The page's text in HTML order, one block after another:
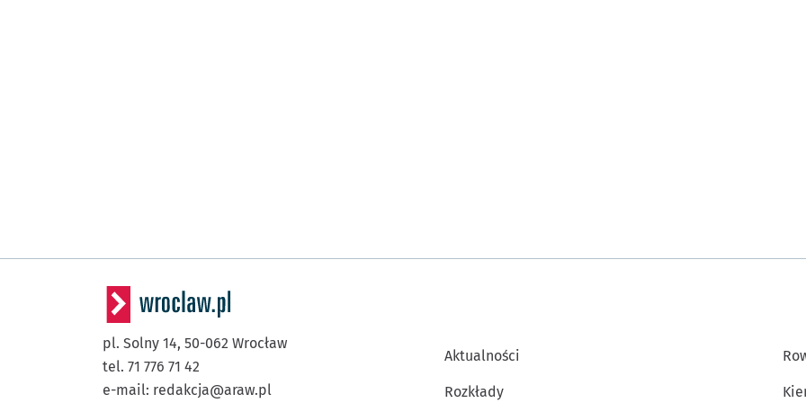
pl. Solny 14, 50-062 Wrocław
tel. 71 776 71 42
e-mail: redakcja@araw.pl
Aktualności
Rozkłady